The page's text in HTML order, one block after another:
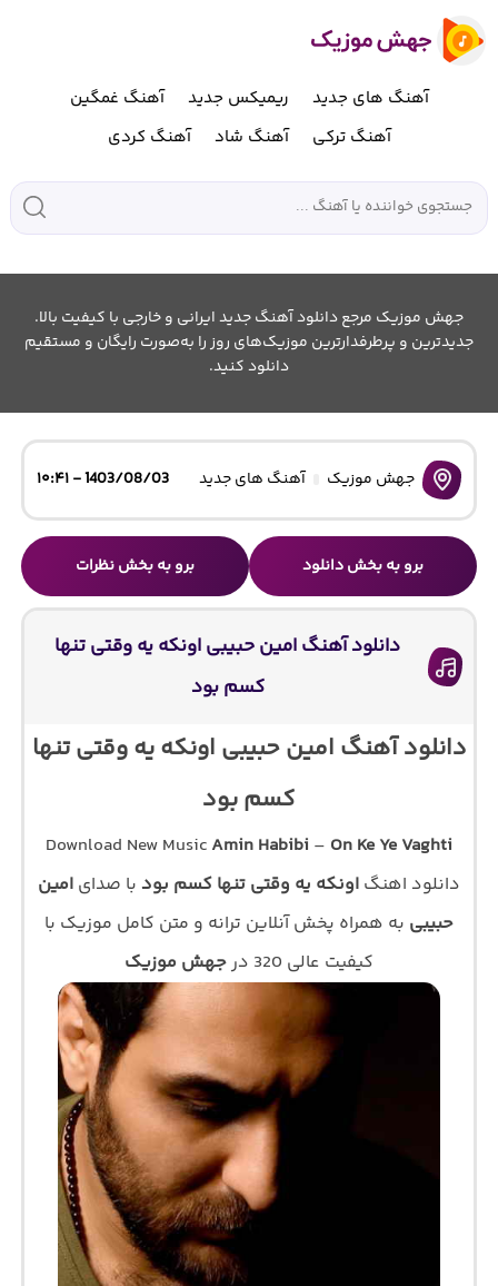
آهنگ های جدید ریمیکس جدید
آهنگ غمگین
آهنگ ترکی
آهنگ شاد آهنگ کردی
جهش موزیک مرجع دانلود آهنگ جدید ایرانی و خارجی با کیفیت بالا.
جدیدترین و پرطرفدارترین موزیک‌های روز را به‌صورت رایگان و مستقیم
دانلود کنید.
جهش موزیک آهنگ های جدید 1403/08/03 - ۱۰:۴۱
برو به بخش دانلود برو به بخش نظرات
دانلود آهنگ امین حبیبی اونکه یه وقتی تنها
کسم بود
دانلود آهنگ امین حبیبی اونکه یه وقتی تنها
کسم بود
Download New Music Amin Habibi – On Ke Ye Vaghti
دانلود اهنگ اونکه یه وقتی تنها کسم بود با صدای امین
حبیبی به همراه پخش آنلاین ترانه و متن کامل موزیک با
کیفیت عالی 320 در
جهش موزیک